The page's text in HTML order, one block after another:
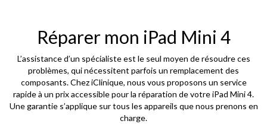
Réparer mon iPad Mini 4
L’assistance d’un spécialiste est le seul moyen de résoudre ces
problèmes, qui nécessitent parfois un remplacement des
composants. Chez iClinique, nous vous proposons un service
rapide à un prix accessible pour la réparation de votre iPad Mini 4.
Une garantie s’applique sur tous les appareils que nous prenons en
charge.